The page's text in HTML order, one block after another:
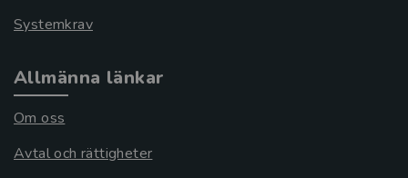
Systemkrav
Allmänna länkar
Om oss
Avtal och rättigheter